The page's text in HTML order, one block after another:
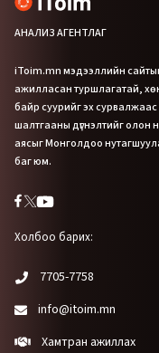
АНАЛИЗ АГЕНТЛАГ
iToim.mn мэдээллийн сайтын
ажилласан туршлагатай,
байр суурийг эх сурвалжаас
шалтгааны дүгнэлтийг олон
аясыг Монголдоо
баг юм.
Холбоо барих:
7705-7758
info@itoim.mn
Хамтран ажиллах